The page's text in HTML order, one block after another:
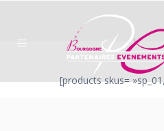
[products skus=